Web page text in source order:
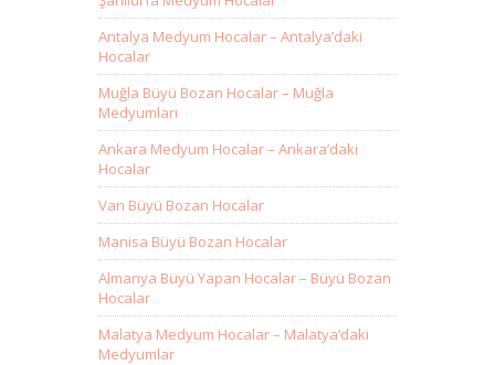
Antalya Medyum Hocalar – Antalya’daki
Hocalar
Muğla Büyü Bozan Hocalar – Muğla
Medyumları
Ankara Medyum Hocalar – Ankara’daki
Hocalar
Van Büyü Bozan Hocalar
Manisa Büyü Bozan Hocalar
Almanya Büyü Yapan Hocalar – Büyü Bozan
Hocalar
Malatya Medyum Hocalar – Malatya’daki
Medyumlar